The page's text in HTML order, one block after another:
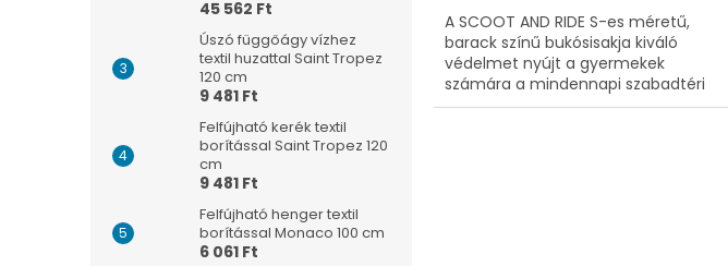
45 562 Ft
Úszó függőágy vízhez
textil huzattal Saint Tropez
120 cm
9 481 Ft
Felfújható kerék textil
borítással Saint Tropez 120
cm
9 481 Ft
Felfújható henger textil
borítással Monaco 100 cm
6 061 Ft
A SCOOT AND RIDE S-es méretű,
barack színű bukósisakja kiváló
védelmet nyújt a gyermekek
számára a mindennapi szabadtéri
játékok során. A sisak beépített LED